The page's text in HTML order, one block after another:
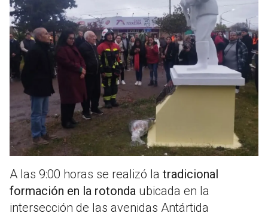
A las 9:00 horas se realizó la tradicional
formación en la rotonda ubicada en la
intersección de las avenidas Antártida